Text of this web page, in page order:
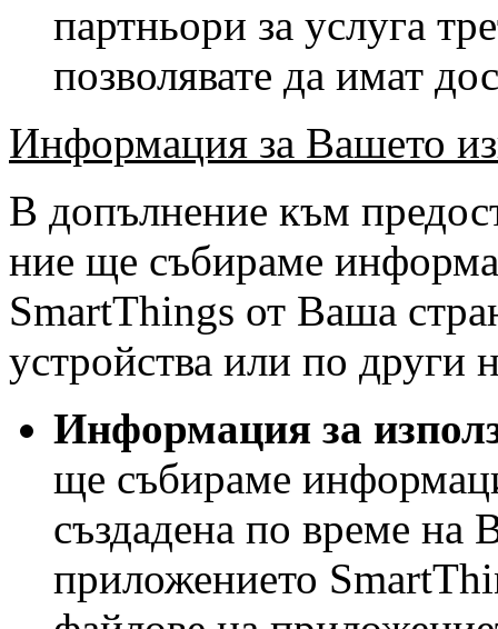
партньори за услуга
позволявате да имат
Информация за Вашето
В допълнение към
ние ще събираме
SmartThings от Ваша
устройства или по
Информация за
ще събираме
създадена по време на
приложението